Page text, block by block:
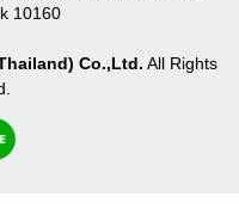
10160
Co.,Ltd. All Rights